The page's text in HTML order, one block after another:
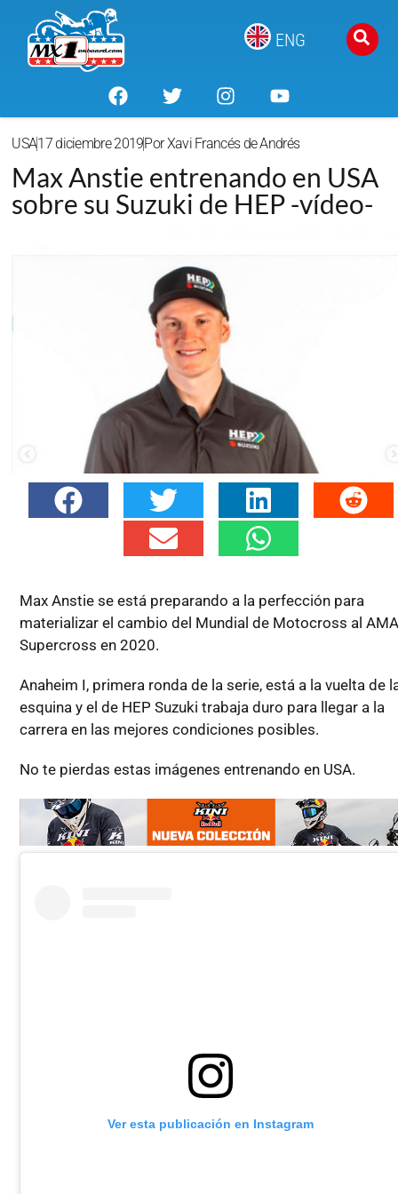
ENG
USA17 diciembre 2019PorXavi Francés de Andrés
Max Anstie entrenando en USA
sobre su Suzuki de HEP -vídeo-
Max Anstie se está preparando a la perfección para
materializar el cambio del Mundial de Motocross al
Supercross en 2020.
Anaheim I, primera ronda de la serie, está a la vuelta de
esquina y el de HEP Suzuki trabaja duro para llegar a la
carrera en las mejores condiciones posibles.
No te pierdas estas imágenes entrenando en USA.
Ver esta publicación en Instagram